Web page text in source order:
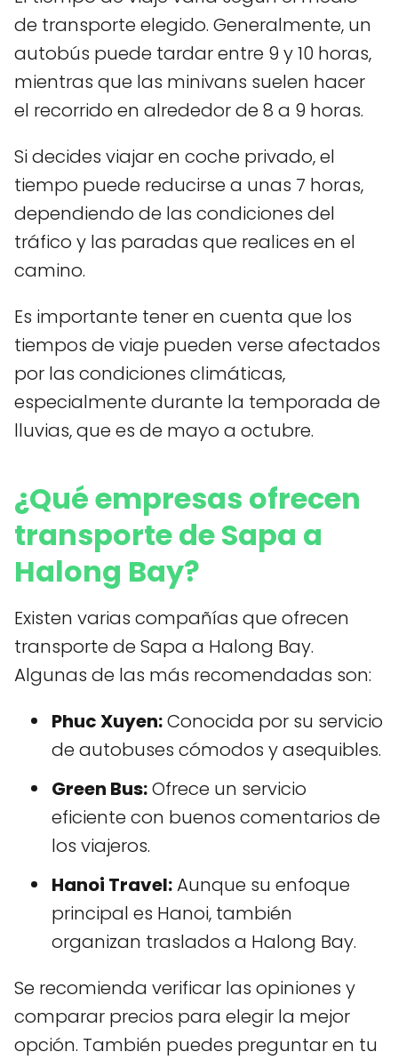
de transporte elegido. Generalmente, un
autobús puede tardar entre 9 y 10 horas,
mientras que las minivans suelen hacer
el recorrido en alrededor de 8 a 9 horas.
Si decides viajar en coche privado, el
tiempo puede reducirse a unas 7 horas,
dependiendo de las condiciones del
tráfico y las paradas que realices en el
camino.
Es importante tener en cuenta que los
tiempos de viaje pueden verse afectados
por las condiciones climáticas,
especialmente durante la temporada de
lluvias, que es de mayo a octubre.
¿Qué empresas ofrecen
transporte de Sapa a
Halong Bay?
Existen varias compañías que ofrecen
transporte de Sapa a Halong Bay.
Algunas de las más recomendadas son:
Phuc Xuyen:Conocida por su servicio
de autobuses cómodos y asequibles.
Green Bus:Ofrece un servicio
eficiente con buenos comentarios de
los viajeros.
Hanoi Travel:Aunque su enfoque
principal es Hanoi, también
organizan traslados a Halong Bay.
Se recomienda verificar las opiniones y
comparar precios para elegir la mejor
opción. También puedes preguntar en tu